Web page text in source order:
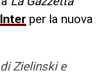
Inter per la nuova
Zielinski e